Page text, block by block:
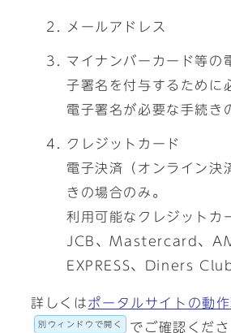
メールアドレス
マイナンバーカード等の
子署名を付与するために
電子署名が必要な手続き
クレジットカード
電子決済（オンライン決
きの場合のみ。
利用可能なクレジットカ
JCB、Mastercard、
EXPRESS、Diners Club
詳しくはポータルサイトの動
別ウィンドウで開く でご確認くださ